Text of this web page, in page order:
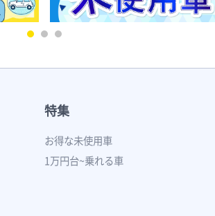
特集
お得な未使用車
1万円台~乗れる車